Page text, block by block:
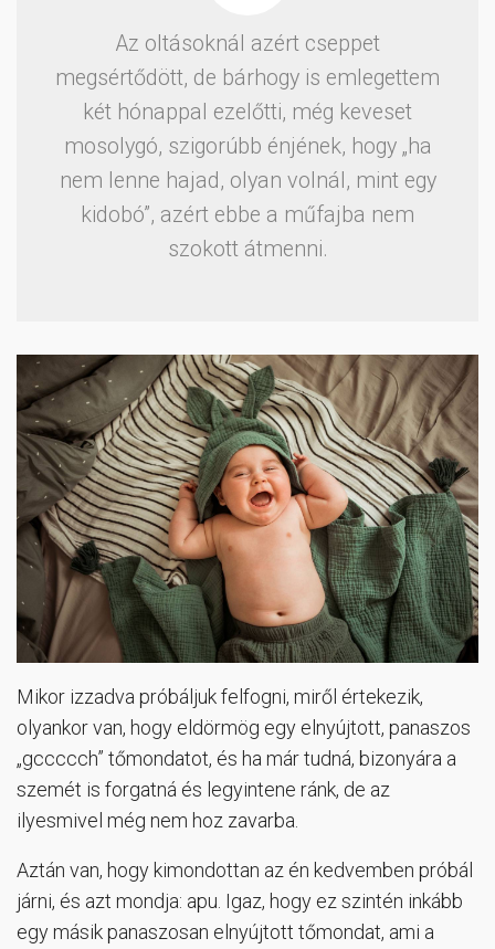
Az oltásoknál azért cseppet
megsértődött, de bárhogy is emlegettem
két hónappal ezelőtti, még keveset
mosolygó, szigorúbb énjének, hogy „ha
nem lenne hajad, olyan volnál, mint egy
kidobó”, azért ebbe a műfajba nem
szokott átmenni.
Mikor izzadva próbáljuk felfogni, miről értekezik,
olyankor van, hogy eldörmög egy elnyújtott, panaszos
„gccccch” tőmondatot, és ha már tudná, bizonyára a
szemét is forgatná és legyintene ránk, de az
ilyesmivel még nem hoz zavarba.
Aztán van, hogy kimondottan az én kedvemben próbál
járni, és azt mondja: apu. Igaz, hogy ez szintén inkább
egy másik panaszosan elnyújtott tőmondat, ami a